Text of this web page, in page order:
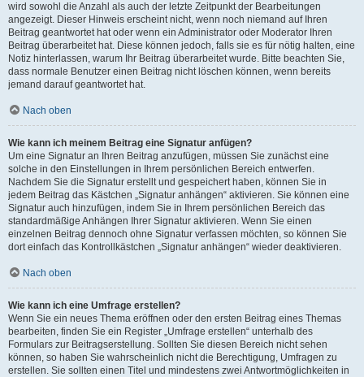
wird sowohl die Anzahl als auch der letzte Zeitpunkt der Bearbeitungen
angezeigt. Dieser Hinweis erscheint nicht, wenn noch niemand auf Ihren
Beitrag geantwortet hat oder wenn ein Administrator oder Moderator Ihren
Beitrag überarbeitet hat. Diese können jedoch, falls sie es für nötig halten, eine
Notiz hinterlassen, warum Ihr Beitrag überarbeitet wurde. Bitte beachten Sie,
dass normale Benutzer einen Beitrag nicht löschen können, wenn bereits
jemand darauf geantwortet hat.
Nach oben
Wie kann ich meinem Beitrag eine Signatur anfügen?
Um eine Signatur an Ihren Beitrag anzufügen, müssen Sie zunächst eine
solche in den Einstellungen in Ihrem persönlichen Bereich entwerfen.
Nachdem Sie die Signatur erstellt und gespeichert haben, können Sie in
jedem Beitrag das Kästchen „Signatur anhängen“ aktivieren. Sie können eine
Signatur auch hinzufügen, indem Sie in Ihrem persönlichen Bereich das
standardmäßige Anhängen Ihrer Signatur aktivieren. Wenn Sie einen
einzelnen Beitrag dennoch ohne Signatur verfassen möchten, so können Sie
dort einfach das Kontrollkästchen „Signatur anhängen“ wieder deaktivieren.
Nach oben
Wie kann ich eine Umfrage erstellen?
Wenn Sie ein neues Thema eröffnen oder den ersten Beitrag eines Themas
bearbeiten, finden Sie ein Register „Umfrage erstellen“ unterhalb des
Formulars zur Beitragserstellung. Sollten Sie diesen Bereich nicht sehen
können, so haben Sie wahrscheinlich nicht die Berechtigung, Umfragen zu
erstellen. Sie sollten einen Titel und mindestens zwei Antwortmöglichkeiten in